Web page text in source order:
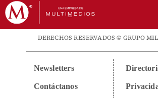
DERECHOS RESERVADOS © GRUPO
Newsletters
Contáctanos